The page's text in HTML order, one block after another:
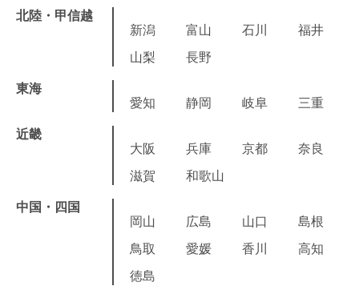
北陸・甲信越
新潟
富山 石川
福井
山梨
長野
東海
愛知
静岡 岐阜 三重
近畿
大阪
兵庫 京都
奈良
滋賀
和歌山
中国・四国
岡山
広島 山口
島根
鳥取
愛媛 香川
高知
徳島